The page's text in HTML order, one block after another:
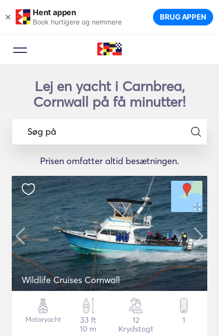
× Hent appen
Book hurtigere og nemmere BRUG APPEN
Lej en yacht i Carnbrea,
Cornwall på få minutter!
Søg på
Prisen omfatter altid besætningen.
Wildlife Cruises Cornwall
Motoryacht
33 ft
10 m
12
Krydstogt
1